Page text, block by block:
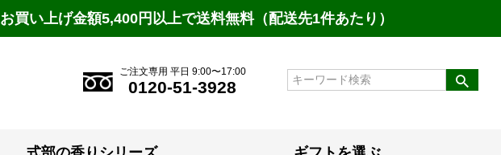
お買い上げ金額5,400円以上で送料無料（配送先1件あたり）
ご注文専用 平日 9:00〜17:00
0120-51-3928